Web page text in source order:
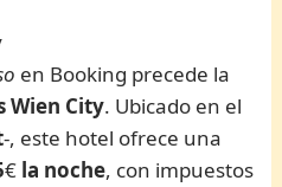
en Booking precede la
Wien City. Ubicado en el
-, este hotel ofrece una
€ la noche, con impuestos